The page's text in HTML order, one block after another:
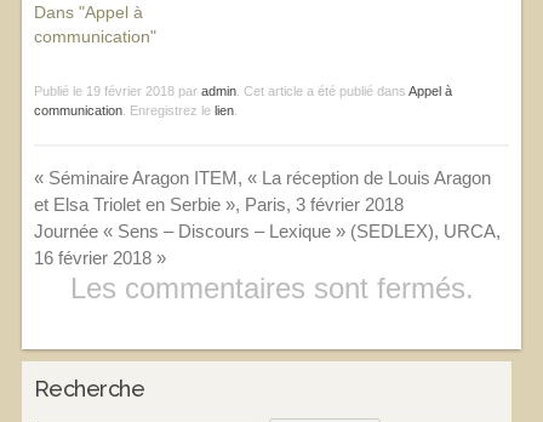
Dans "Appel à
communication"
Publié le 19 février 2018 par admin. Cet article a été publié dans Appel à
communication. Enregistrez le lien.
«Séminaire Aragon ITEM, « La réception de Louis Aragon
et Elsa Triolet en Serbie », Paris, 3 février 2018
Journée « Sens – Discours – Lexique » (SEDLEX), URCA,
16 février 2018 »
Les commentaires sont fermés.
Recherche